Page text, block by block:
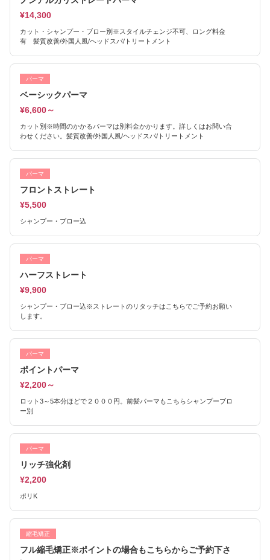
¥14,300
カット・シャンプー・ブロー別※スタイルチェンジ不可、ロング料金
有 髪質改善/外国人風/ヘッドスパ/トリートメント
パーマ
ベーシックパーマ
¥6,600～
カット別※時間のかかるパーマは別料金かかります。詳しくはお問い合
わせください。髪質改善/外国人風/ヘッドスパ/トリートメント
パーマ
フロントストレート
¥5,500
シャンプー・ブロー込
パーマ
ハーフストレート
¥9,900
シャンプー・ブロー込※ストレートのリタッチはこちらでご予約お願い
します。
パーマ
ポイントパーマ
¥2,200～
ロット3～5本分ほどで２０００円。前髪パーマもこちらシャンプーブロ
ー別
パーマ
リッチ強化剤
¥2,200
ポリK
縮毛矯正
フル縮毛矯正※ポイントの場合もこちらからご予約下さ